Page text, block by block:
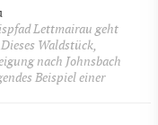
Lettmairau geht
Waldstück,
nach Johnsbach
Beispiel einer